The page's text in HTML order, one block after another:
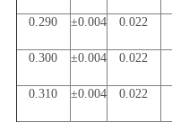
0.290 ±0.004 0.022
0.300 ±0.004 0.022
0.310 ±0.004 0.022